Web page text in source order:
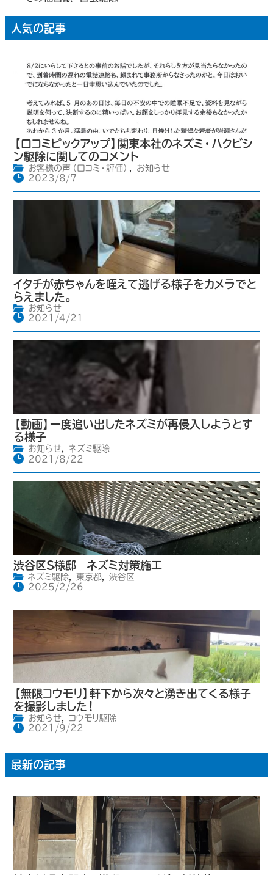
人気の記事
【口コミピックアップ】関東本社のネズミ・ハクビシ
ン駆除に関してのコメント
お客様の声（口コミ・評価）
お知らせ
2023/8/7
イタチが赤ちゃんを咥えて逃げる様子をカメラでと
らえました。
お知らせ
2021/4/21
【動画】一度追い出したネズミが再侵入しようとす
る様子
お知らせ,
ネズミ駆除
2021/8/22
渋谷区S様邸 ネズミ対策施工
ネズミ駆除, 東京都,
渋谷区
2025/2/26
【無限コウモリ】軒下から次々と湧き出てくる様子
を撮影しました！
お知らせ,
コウモリ駆除
2021/9/22
最新の記事